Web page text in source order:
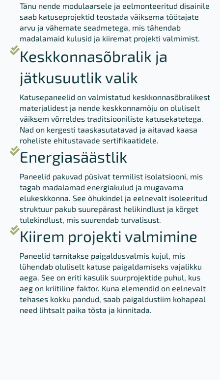
Tänu nende modulaarsele ja eelmonteeritud disainile
saab katuseprojektid teostada väiksema töötajate
arvu ja vähemate seadmetega, mis tähendab
madalamaid kulusid ja kiiremat projekti valmimist.
Keskkonnasõbralik ja
jätkusuutlik valik
Katusepaneelid on valmistatud keskkonnasõbralikest
materjalidest ja nende keskkonnamõju on oluliselt
väiksem võrreldes traditsiooniliste katusekatetega.
Nad on kergesti taaskasutatavad ja aitavad kaasa
roheliste ehitustavade sertifikaatidele.
Energiasäästlik
Paneelid pakuvad püsivat termilist isolatsiooni, mis
tagab madalamad energiakulud ja mugavama
elukeskkonna. See õhukindel ja eelnevalt isoleeritud
struktuur pakub suurepärast helikindlust ja kõrget
tulekindlust, mis suurendab turvalisust.
Kiirem projekti valmimine
Paneelid tarnitakse paigaldusvalmis kujul, mis
lühendab oluliselt katuse paigaldamiseks vajalikku
aega. See on eriti kasulik suurprojektide puhul, kus
aeg on kriitiline faktor. Kuna elemendid on eelnevalt
tehases kokku pandud, saab paigaldustiim kohapeal
need lihtsalt paika tõsta ja kinnitada.